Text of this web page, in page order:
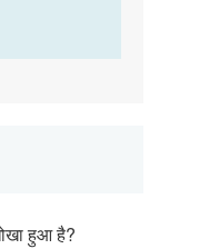
हुआ है?